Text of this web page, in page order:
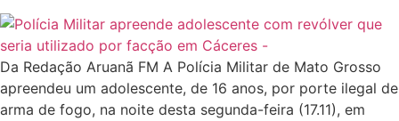
Da Redação Aruanã FM A Polícia Militar de Mato Grosso
apreendeu um adolescente, de 16 anos, por porte ilegal de
arma de fogo, na noite desta segunda-feira (17.11), em